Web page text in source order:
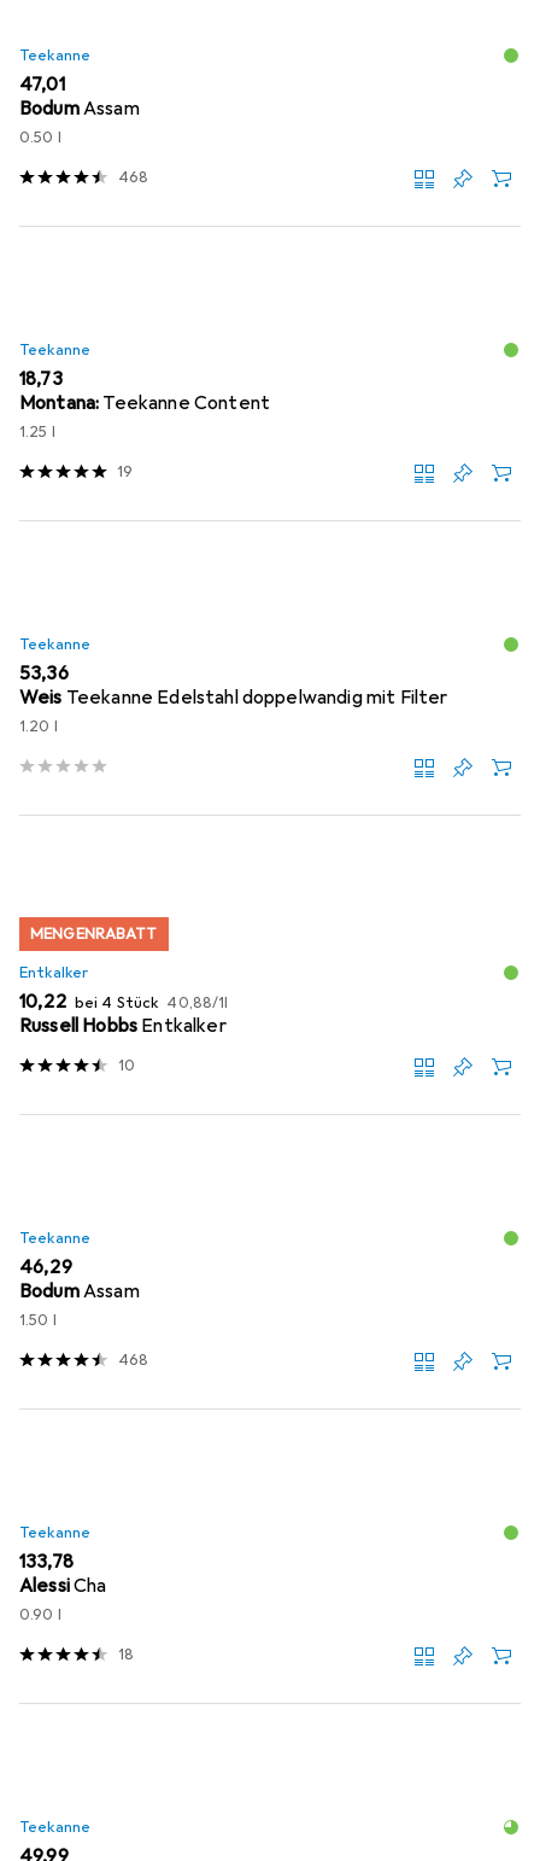
Teekanne
EUR
47,01
BodumAssam
0.50 l
468
Teekanne
EUR
18,73
Montana: Teekanne Content
1.25 l
19
Teekanne
EUR
53,36
Weis Teekanne Edelstahl doppelwandig mit Filter
1.20 l
MENGENRABATT
Entkalker
EUR
10,22 bei 4 Stück EUR
40,88/1l
Russell Hobbs Entkalker
10
Teekanne
EUR
46,29
BodumAssam
1.50 l
468
Teekanne
EUR
133,78
AlessiCha
0.90 l
18
Teekanne
EUR
49,99